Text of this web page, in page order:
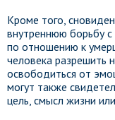
Кроме того,
внутреннюю борьбу
по отношению к
человека разрешить
освободиться от
могут также
цель, смысл жизни